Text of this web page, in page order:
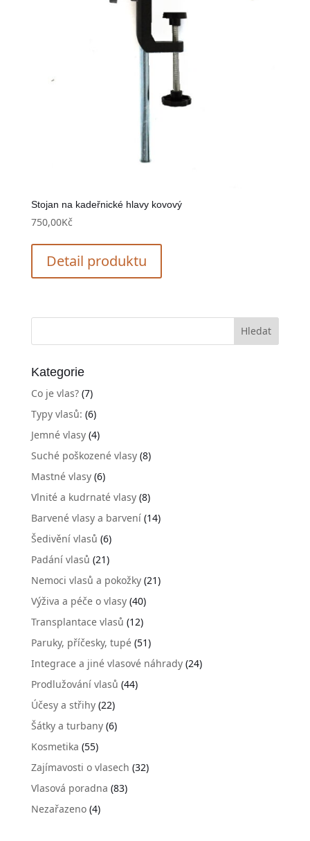
Stojan na kadeřnické hlavy kovový
750,00Kč
Detail produktu
Kategorie
Co je vlas?(7)
Typy vlasů: (6)
Jemné vlasy(4)
Suché poškozené vlasy(8)
Mastné vlasy(6)
Vlnité a kudrnaté vlasy(8)
Barvené vlasy a barvení(14)
Šedivění vlasů (6)
Padání vlasů (21)
Nemoci vlasů a pokožky(21)
Výživa a péče o vlasy(40)
Transplantace vlasů (12)
Paruky, příčesky, tupé(51)
Integrace a jiné vlasové náhrady(24)
Prodlužování vlasů (44)
Účesy a střihy(22)
Šátky a turbany(6)
Kosmetika (55)
Zajímavosti o vlasech (32)
Vlasová poradna (83)
Nezařazeno(4)